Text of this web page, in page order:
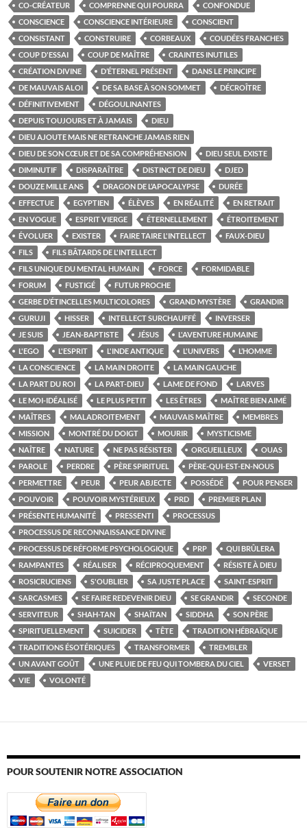
CO-CRÉATEUR COMPRENNE QUI POURRA
CONFONDUE
CONSCIENCE
CONSCIENCE INTÉRIEURE
CONSCIENT
CONSISTANT
CONSTRUIRE CORBEAUX
COUDÉES FRANCHES
COUP D'ESSAI
COUP DE MAÎTRE
CRAINTES INUTILES
CRÉATION DIVINE
D’ÉTERNEL PRÉSENT
DANS LE PRINCIPE
DE MAUVAIS ALOI
DE SA BASE À SON SOMMET
DÉCROÎTRE
DÉFINITIVEMENT
DÉGOULINANTES
DEPUIS TOUJOURS ET À JAMAIS
DIEU
DIEU AJOUTE MAIS NE RETRANCHE JAMAIS RIEN
DIEU DE SON CŒUR ET DE SA COMPRÉHENSION
DIEU SEUL EXISTE
DIMINUTIF
DISPARAÎTRE DISTINCT DE DIEU
DJED
DOUZE MILLE ANS
DRAGON DE L’APOCALYPSE
DURÉE
EFFECTUE
EGYPTIEN ÉLÈVES EN RÉALITÉ
EN RETRAIT
EN VOGUE
ESPRIT VIERGE ÉTERNELLEMENT
ÉTROITEMENT
ÉVOLUER
EXISTER FAIRE TAIRE L'INTELLECT
FAUX-DIEU
FILS
FILS BÂTARDS DE L'INTELLECT
FILS UNIQUE DU MENTAL HUMAIN
FORCE
FORMIDABLE
FORUM
FUSTIGÉ
FUTUR PROCHE
GERBE D’ÉTINCELLES MULTICOLORES
GRAND MYSTÈRE
GRANDIR
GURUJI
HISSER INTELLECT SURCHAUFFÉ
INVERSER
JE SUIS
JEAN-BAPTISTE JÉSUS
L'AVENTURE HUMAINE
L'EGO
L'ESPRIT L'INDE ANTIQUE L'UNIVERS
L’HOMME
LA CONSCIENCE
LA MAIN DROITE
LA MAIN GAUCHE
LA PART DU ROI
LA PART-DIEU LAME DE FOND
LARVES
LE MOI-IDÉALISÉ
LE PLUS PETIT LES ÊTRES
MAÎTRE BIEN AIMÉ
MAÎTRES
MALADROITEMENT MAUVAIS MAÎTRE
MEMBRES
MISSION
MONTRÉ DU DOIGT MOURIR
MYSTICISME
NAÎTRE
NATURE NE PAS RÉSISTER ORGUEILLEUX
OUAS
PAROLE
PERDRE PÈRE SPIRITUEL
PÈRE-QUI-EST-EN-NOUS
PERMETTRE
PEUR PEUR ABJECTE POSSÉDÉ
POUR PENSER
POUVOIR
POUVOIR MYSTÉRIEUX PRD
PREMIER PLAN
PRÉSENTE HUMANITÉ
PRESSENTI
PROCESSUS
PROCESSUS DE RECONNAISSANCE DIVINE
PROCESSUS DE RÉFORME PSYCHOLOGIQUE
PRP
QUI BRÛLERA
RAMPANTES
RÉALISER RÉCIPROQUEMENT
RÉSISTE À DIEU
ROSICRUCIENS
S'OUBLIER SA JUSTE PLACE
SAINT-ESPRIT
SARCASMES
SE FAIRE REDEVENIR DIEU SE GRANDIR
SECONDE
SERVITEUR
SHAH-TAN SHAÏTAN SIDDHA
SON PÈRE
SPIRITUELLEMENT
SUICIDER TÊTE
TRADITION HÉBRAÏQUE
TRADITIONS ÉSOTÉRIQUES
TRANSFORMER
TREMBLER
UN AVANT GOÛT
UNE PLUIE DE FEU QUI TOMBERA DU CIEL
VERSET
VIE
VOLONTÉ
POUR SOUTENIR NOTRE ASSOCIATION